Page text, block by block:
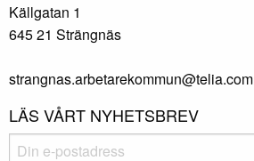
Källgatan 1
645 21 Strängnäs
strangnas.arbetarekommun@telia.com
LÄS VÅRT NYHETSBREV